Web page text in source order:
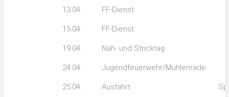
13.04. FF-Dienst
15.04. FF-Dienst
19.04. Näh- und Stricktag
24.04. Jugendfeuerwehr/Mühlenrade
25.04. Ausfahrt